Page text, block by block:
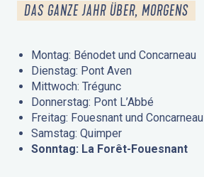
DAS GANZE JAHR ÜBER, MORGENS
Montag: Bénodet und Concarneau
Dienstag: Pont Aven
Mittwoch: Trégunc
Donnerstag: Pont L’Abbé
Freitag: Fouesnant und Concarneau
Samstag: Quimper
Sonntag: La Forêt-Fouesnant